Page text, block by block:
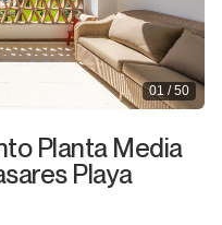
01 / 50
Planta Media
Playa